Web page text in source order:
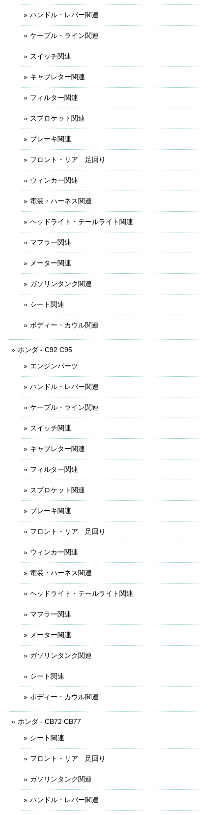
ハンドル・レバー関連
ケーブル・ライン関連
スイッチ関連
キャブレター関連
フィルター関連
スプロケット関連
ブレーキ関連
フロント・リア 足回り
ウィンカー関連
電装・ハーネス関連
ヘッドライト・テールライト関連
マフラー関連
メーター関連
ガソリンタンク関連
シート関連
ボディー・カウル関連
ホンダ - C92 C95
エンジンパーツ
ハンドル・レバー関連
ケーブル・ライン関連
スイッチ関連
キャブレター関連
フィルター関連
スプロケット関連
ブレーキ関連
フロント・リア 足回り
ウィンカー関連
電装・ハーネス関連
ヘッドライト・テールライト関連
マフラー関連
メーター関連
ガソリンタンク関連
シート関連
ボディー・カウル関連
ホンダ - CB72 CB77
シート関連
フロント・リア 足回り
ガソリンタンク関連
ハンドル・レバー関連